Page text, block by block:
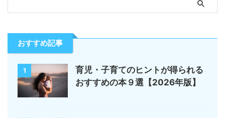
おすすめ記事
1
育児・子育てのヒントが得られる
おすすめの本９選【2026年版】